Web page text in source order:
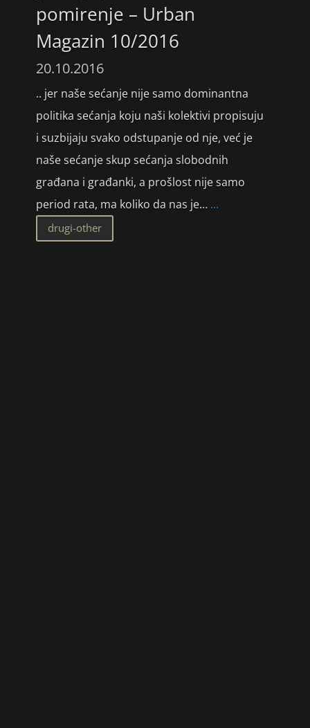
pomirenje – Urban
Magazin 10/2016
20.10.2016
.. jer naše sećanje nije samo dominantna
politika sećanja koju naši kolektivi propisuju
i suzbijaju svako odstupanje od nje, već je
naše sećanje skup sećanja slobodnih
građana i građanki, a prošlost nije samo
period rata, ma koliko da nas je… ...
drugi-other